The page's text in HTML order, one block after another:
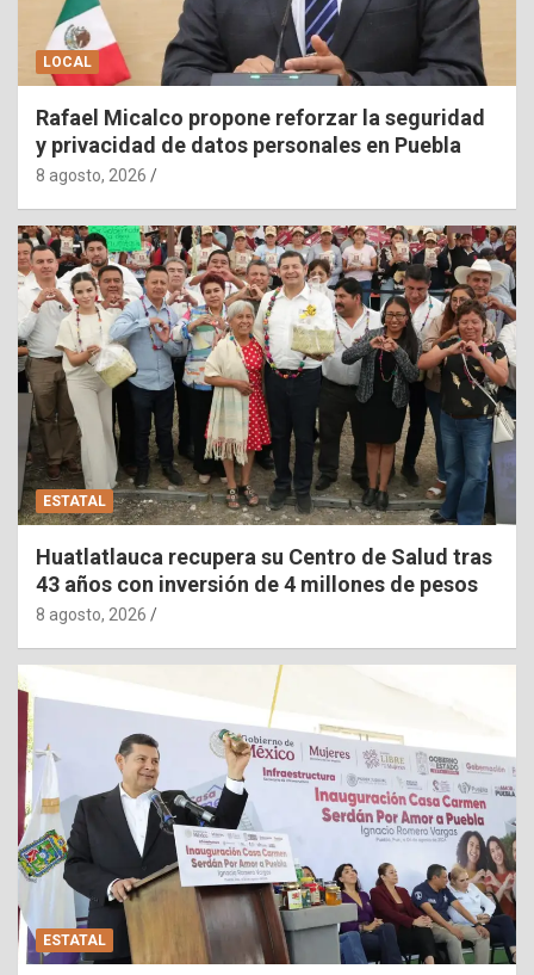
LOCAL
Rafael Micalco propone reforzar la seguridad
y privacidad de datos personales en Puebla
8 agosto, 2026
ESTATAL
Huatlatlauca recupera su Centro de Salud tras
43 años con inversión de 4 millones de pesos
8 agosto, 2026
ESTATAL